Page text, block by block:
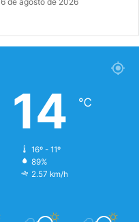
14 ℃
16º - 11º
89%
2.57 km/h